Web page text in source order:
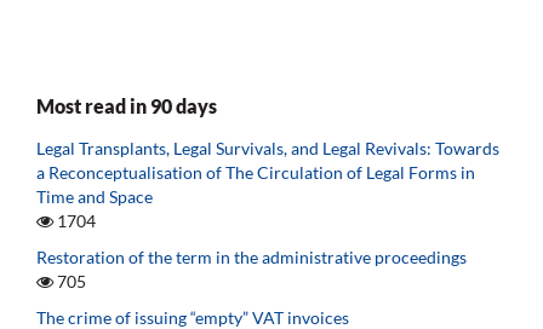
Most read in 90 days
Legal Transplants, Legal Survivals, and Legal Revivals: Towards
a Reconceptualisation of The Circulation of Legal Forms in
Time and Space
1704
Restoration of the term in the administrative proceedings
705
The crime of issuing “empty” VAT invoices